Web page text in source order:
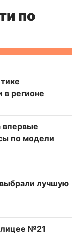
по
в регионе
впервые
по модели
лучшую
№21